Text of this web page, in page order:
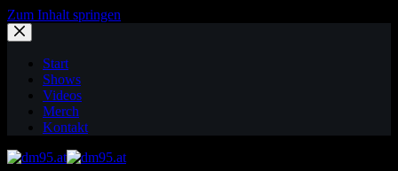
Zum Inhalt springen
Start
Shows
Videos
Merch
Kontakt